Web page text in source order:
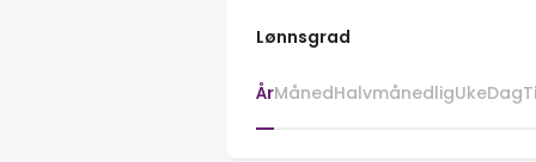
Lønnsgrad
ÅrMånedHalvmånedligUkeDag